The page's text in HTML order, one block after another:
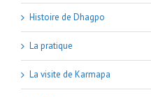
Histoire de Dhagpo
La pratique
La visite de Karmapa